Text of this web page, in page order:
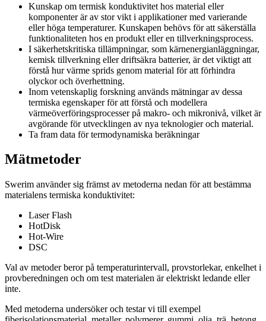
Kunskap om termisk konduktivitet hos material eller
komponenter är av stor vikt i applikationer med varierande
eller höga temperaturer. Kunskapen behövs för att säkerställa
funktionaliteten hos en produkt eller en tillverkningsprocess.
I säkerhetskritiska tillämpningar, som kärnenergianläggningar,
kemisk tillverkning eller driftsäkra batterier, är det viktigt att
förstå hur värme sprids genom material för att förhindra
olyckor och överhettning.
Inom vetenskaplig forskning används mätningar av dessa
termiska egenskaper för att förstå och modellera
värmeöverföringsprocesser på makro- och mikronivå, vilket är
avgörande för utvecklingen av nya teknologier och material.
Ta fram data för termodynamiska beräkningar
Mätmetoder
Swerim använder sig främst av metoderna nedan för att bestämma
materialens termiska konduktivitet:
Laser Flash
HotDisk
Hot-Wire
DSC
Val av metoder beror på temperaturintervall, provstorlekar, enkelhet i
provberedningen och om test materialen är elektriskt ledande eller
inte.
Med metoderna undersöker och testar vi till exempel